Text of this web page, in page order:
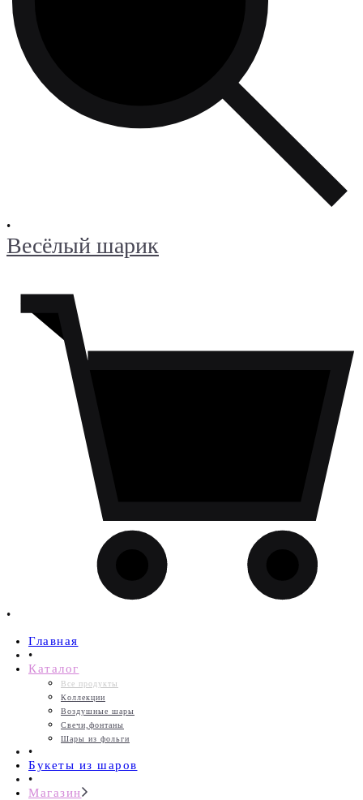
•
Весёлый шарик
•
Главная
•
Каталог
Все продукты
Коллекции
Воздушные шары
Свечи,фонтаны
Шары из фольги
•
Букеты из шаров
•
Магазин